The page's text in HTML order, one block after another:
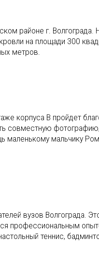
районе г. Волгограда.
на площади 300
метров.
корпуса В пройдет
совместную фотографию,
маленькому мальчику
вузов Волгограда.
профессиональным
теннис,